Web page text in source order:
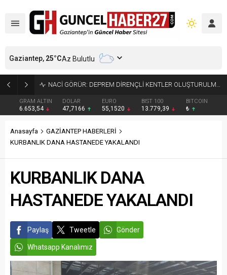
4.5 BÜYÜKLÜĞÜNDEKİ DEPREM GÜVENLİK KAMERASINDA
GRAM ALTIN
6.653,54
DOLAR
47,7166
EURO
55,1520
BIST 100
13.779,39
BITCOIN
₺
Gaziantep, 25°CAz Bulutlu
Anasayfa
GAZİANTEP HABERLERİ
KURBANLIK DANA HASTANEDE YAKALANDI
KURBANLIK DANA
HASTANEDE YAKALANDI
Paylaş Tweetle Gönder
Whatsapp Kanalımız